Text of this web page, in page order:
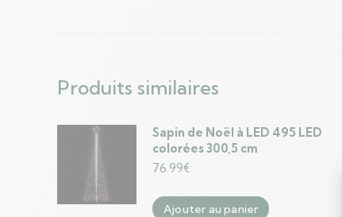
Produits similaires
Sapin de Noël à LED 495 LED
colorées 300,5 cm
76.99€
Ajouter au panier